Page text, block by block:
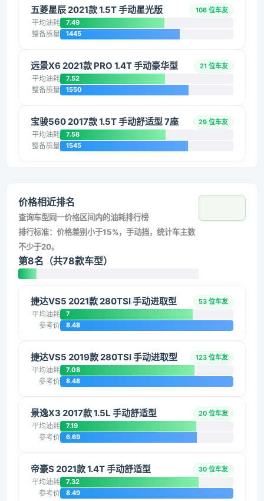
五菱星辰 2021款 1.5T 手动星光版 106 位车友
平均油耗 7.49
整备质量 1445
远景X6 2021款 PRO 1.4T 手动豪华型 21 位车友
平均油耗 7.52
整备质量 1550
宝骏560 2017款 1.5T 手动舒适型 7座 29 位车友
平均油耗 7.58
整备质量 1545
价格相近排名
查询车型同一价格区间内的油耗排行榜
排行标准：价格差别小于15%，手动挡，统计车主数
不少于20。
第8名（共78款车型）
捷达VS5 2021款 280TSI 手动进取型 53 位车友
平均油耗 7
参考价 8.48
捷达VS5 2019款 280TSI 手动进取型 123 位车友
平均油耗 7.08
参考价 8.48
景逸X3 2017款 1.5L 手动舒适型 20 位车友
平均油耗 7.19
参考价 6.69
帝豪S 2021款 1.4T 手动舒适型 30 位车友
平均油耗 7.32
参考价 8.49